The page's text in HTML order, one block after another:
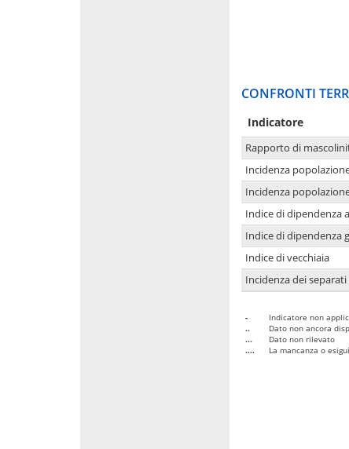
CONFRONTI
Indicatore
Rapporto di
Incidenza
Incidenza
Indice di dipendenza
Indice di dipendenza
Indice di vecchiaia
Incidenza dei
-
Indicatore non
..
Dato non ancora
...
Dato non rilevato
....
La mancanza o